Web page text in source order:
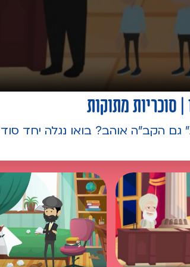
| סוכריות מתוקות
גם הקב"ה אוהב? בואו נגלה יחד